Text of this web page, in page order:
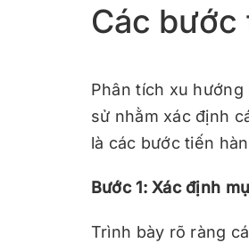
Các
Phân tích xu
sử nhằm xác định
là các bước tiến
Bước 1: Xác định
Trình bày rõ ràng